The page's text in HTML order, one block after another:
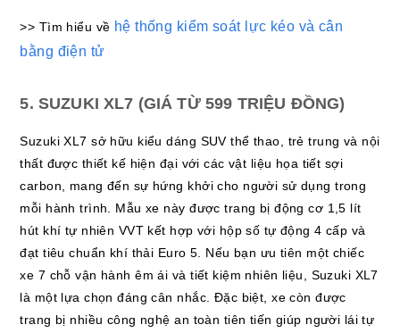
>> Tìm hiểu về hệ thống kiểm soát lực kéo và cân
bằng điện tử
5. SUZUKI XL7 (GIÁ TỪ 599 TRIỆU ĐỒNG)
Suzuki XL7 sở hữu kiểu dáng SUV thể thao, trẻ trung và nội
thất được thiết kế hiện đại với các vật liệu họa tiết sợi
carbon, mang đến sự hứng khởi cho người sử dụng trong
mỗi hành trình. Mẫu xe này được trang bị động cơ 1,5 lít
hút khí tự nhiên VVT kết hợp với hộp số tự động 4 cấp và
đạt tiêu chuẩn khí thải Euro 5. Nếu bạn ưu tiên một chiếc
xe 7 chỗ vận hành êm ái và tiết kiệm nhiên liệu, Suzuki XL7
là một lựa chọn đáng cân nhắc. Đặc biệt, xe còn được
trang bị nhiều công nghệ an toàn tiên tiến giúp người lái tự